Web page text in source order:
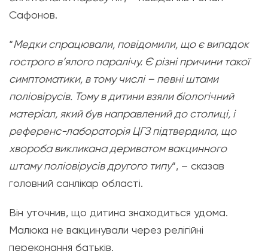
Сафонов.
“Медки спрацювали, повідомили, що є випадок
гострого в’ялого паралічу. Є різні причини такої
симптоматики, в тому числі – певні штами
поліовірусів. Тому в дитини взяли біологічний
матеріал, який був направлений до столиці, і
референс-лабораторія ЦГЗ підтвердила, що
хвороба викликана дериватом вакцинного
штаму поліовірусів другого типу“, – сказав
головний санлікар області.
Він уточнив, що дитина знаходиться удома.
Малюка не вакцинували через релігійні
переконання батьків.